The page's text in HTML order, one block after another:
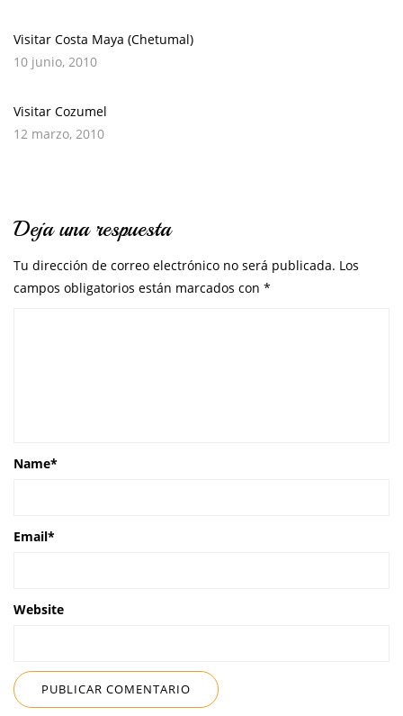
Visitar Costa Maya (Chetumal)
10 junio, 2010
Visitar Cozumel
12 marzo, 2010
Deja una respuesta
Tu dirección de correo electrónico no será publicada. Los
campos obligatorios están marcados con *
Name*
Email*
Website